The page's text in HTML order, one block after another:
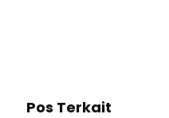
Pos Terkait